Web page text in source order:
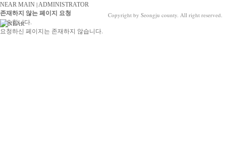
NEAR MAIN |ADMINISTRATOR
존재하지 않는 페이지 요청
죄송합니다.
요청하신 페이지는 존재하지 않습니다.
Copyright by Seongju county. All right reserved.